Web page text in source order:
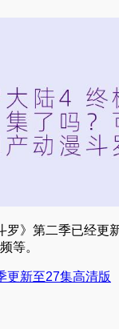
罗》第二季已经更
等。
更新至27集高清版